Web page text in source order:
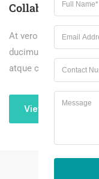
Collaborating
At vero eos et
ducimus qui blanditiis
atque corrupti quos
View Centers,